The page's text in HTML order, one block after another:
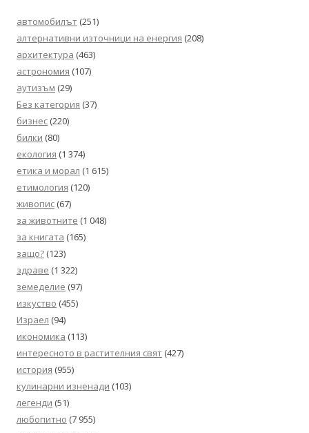
автомобилът (251)
алтернативни източници на енергия (208)
архитектура (463)
астрономия (107)
аутизъм (29)
Без категория (37)
бизнес (220)
билки (80)
екология (1 374)
етика и морал (1 615)
етимология (120)
живопис (67)
за животните (1 048)
за книгата (165)
защо? (123)
здраве (1 322)
земеделие (97)
изкуство (455)
Израел (94)
икономика (113)
интересното в растителния свят (427)
история (955)
кулинарни изненади (103)
легенди (51)
любопитно (7 955)